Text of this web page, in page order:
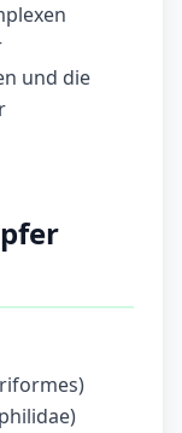
und die